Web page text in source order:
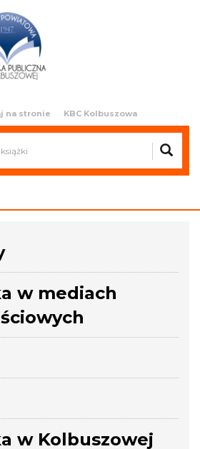
Biblioteka
na stronie KBC Kolbuszowa
w mediach
w Kolbuszowej